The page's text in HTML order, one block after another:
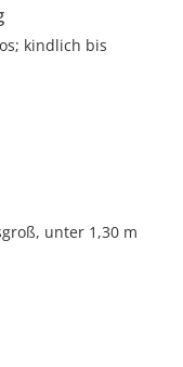
kindlich bis
unter 1,30 m